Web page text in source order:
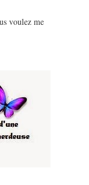
voulez me